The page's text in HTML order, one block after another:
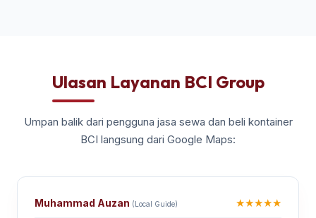
Ulasan Layanan BCI Group
Umpan balik dari pengguna jasa sewa dan beli kontainer
BCI langsung dari Google Maps:
Muhammad Auzan (Local Guide) ★★★★★